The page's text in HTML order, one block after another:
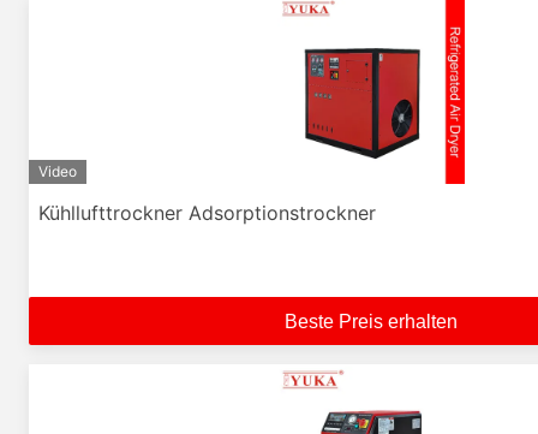
Video
Kühllufttrockner Adsorptionstrockner
Beste Preis erhalten